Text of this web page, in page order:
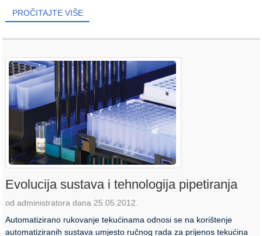
PROČITAJTE VIŠE
Evolucija sustava i tehnologija pipetiranja
od administratora dana 25.05.2012.
Automatizirano rukovanje tekućinama odnosi se na korištenje
automatiziranih sustava umjesto ručnog rada za prijenos tekućina